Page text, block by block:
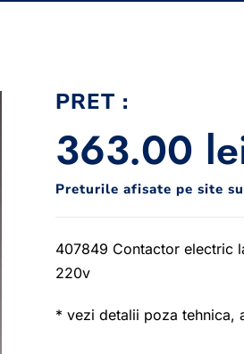
PRET :
363.00
Preturile afisate pe site
407849 Contactor electric
220v
* vezi detalii poza tehnica,